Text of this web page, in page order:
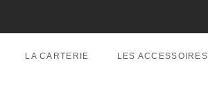
LA CARTERIE LES ACCESSOIRES